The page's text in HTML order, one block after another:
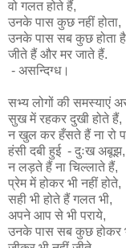
वो गलत होते हैं,
उनके पास कुछ नहीं होता,
उनके पास सब कुछ होता
जीते हैं और मर जाते हैं.
- असन्दिग्ध।
सभ्य लोगों की समस्याएं
सुख में रहकर दुखी होते हैं,
न खुल कर हँसते हैं ना रो
हंसी दबी हुई - दुःख अबूझ,
न लड़ते हैं ना चिल्लाते हैं,
प्रेम में होकर भी नहीं होते,
सही भी होते हैं गलत भी,
अपने आप से भी पराये,
उनके पास सब कुछ होकर